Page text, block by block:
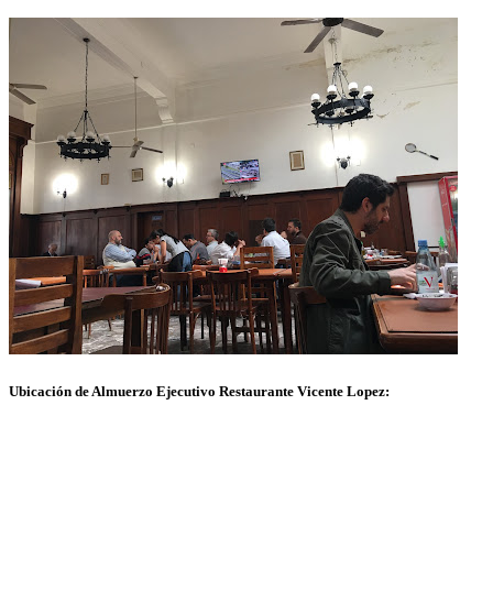
Ubicación de Almuerzo Ejecutivo Restaurante Vicente Lopez: